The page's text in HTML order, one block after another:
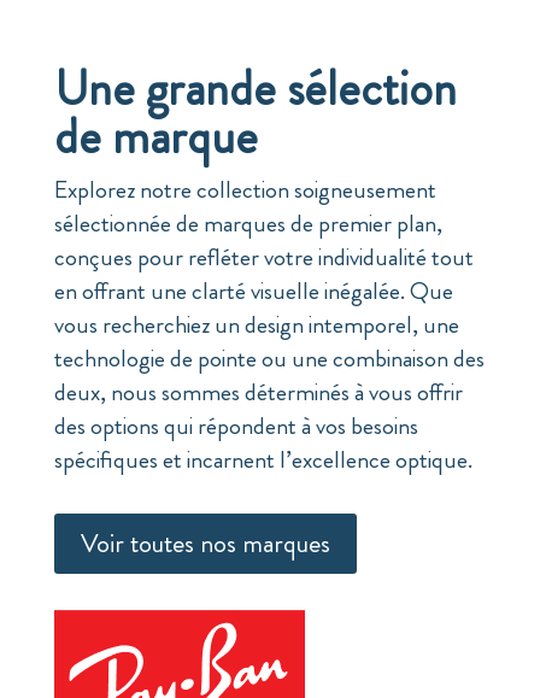
Une grande sélection
de marque
Explorez notre collection soigneusement
sélectionnée de marques de premier plan,
conçues pour refléter votre individualité tout
en offrant une clarté visuelle inégalée. Que
vous recherchiez un design intemporel, une
technologie de pointe ou une combinaison des
deux, nous sommes déterminés à vous offrir
des options qui répondent à vos besoins
spécifiques et incarnent l’excellence optique.
Voir toutes nos marques